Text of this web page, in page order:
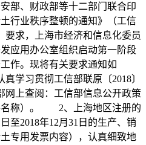
部、财政部等十二部门联合印
行业秩序整顿的通知》（工信
要求，上海市经济和信息化委员
应用办公室组织启动第一阶段
作。现将有关要求通知如
习贯彻工信部联原〔2018〕
网上查阅：工信部信息公开政策
名称）。 2、上海地区注册的
至2018年12月31日的生产、销
专用发票内容），认真细致地